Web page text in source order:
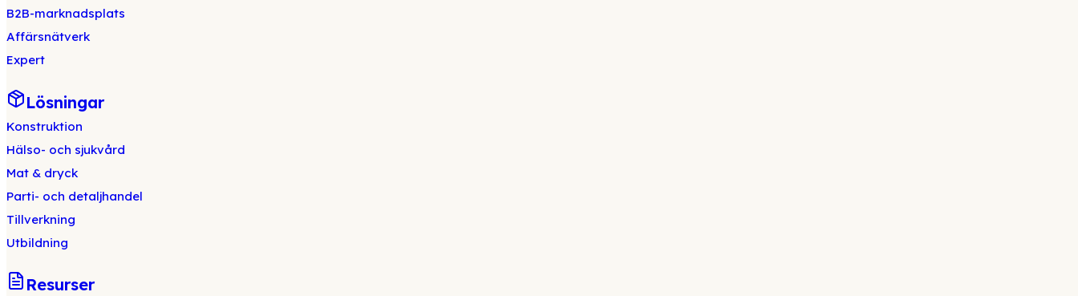
B2B-marknadsplats
Affärsnätverk
Expert
Lösningar
Konstruktion
Hälso- och sjukvård
Mat & dryck
Parti- och detaljhandel
Tillverkning
Utbildning
Resurser